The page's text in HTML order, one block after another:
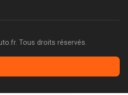
Tous droits réservés.